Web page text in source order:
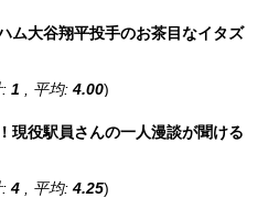
ム大谷翔平投手のお茶目なイタズ
1 , 平均: 4.00)
現役駅員さんの一人漫談が聞ける
4 , 平均: 4.25)